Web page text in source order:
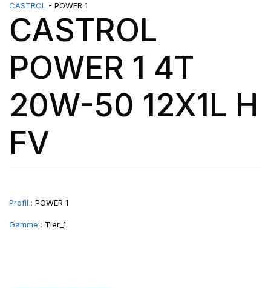
CASTROL - POWER 1
CASTROL
POWER 1 4T
20W-50 12X1L H
FV
Profil : POWER 1
Gamme : Tier_1